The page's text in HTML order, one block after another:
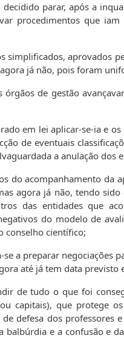
parar, após a
procedimentos que
simplificados, aprovados
já não, pois foram
órgãos de gestão
em lei aplicar-se-ia e
de eventuais
a anulação dos
do acompanhamento da
agora já não, tendo
das entidades que
do modelo de
conselho científico;
a preparar negociações
até já tem data previsto
de tudo o que foi
capitais), que protege
defesa dos professores
balbúrdia e a confusão e